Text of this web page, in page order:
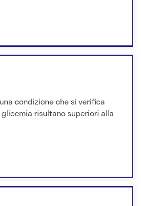
condizione che si verifica
risultano superiori alla